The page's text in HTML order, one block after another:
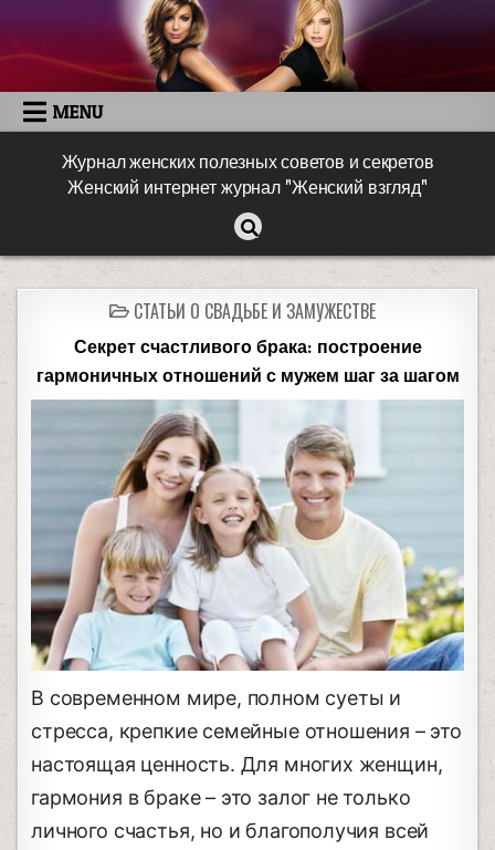
MENU
Журнал женских полезных советов и секретов
Женский интернет журнал "Женский взгляд"
СТАТЬИ О СВАДЬБЕ И ЗАМУЖЕСТВЕ
Секрет счастливого брака: построение
гармоничных отношений с мужем шаг за шагом
В современном мире, полном суеты и
стресса, крепкие семейные отношения – это
настоящая ценность. Для многих женщин,
гармония в браке – это залог не только
личного счастья, но и благополучия всей